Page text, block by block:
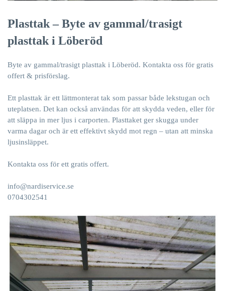
Plasttak – Byte av gammal/trasigt
plasttak i Löberöd
Byte av gammal/trasigt plasttak i Löberöd. Kontakta oss för gratis
offert & prisförslag.
Ett plasttak är ett lättmonterat tak som passar både lekstugan och
uteplatsen. Det kan också användas för att skydda veden, eller för
att släppa in mer ljus i carporten. Plasttaket ger skugga under
varma dagar och är ett effektivt skydd mot regn – utan att minska
ljusinsläppet.
Kontakta oss för ett gratis offert.
info@nardiservice.se
0704302541